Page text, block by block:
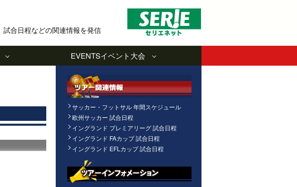
合日程などの関連情報を発信
EVENTSイベント大会
サッカー・フットサル 年間スケジュール
欧州サッカー 試合日程
イングランド プレミアリーグ 試合日程
イングランド FAカップ 試合日程
イングランド EFLカップ 試合日程